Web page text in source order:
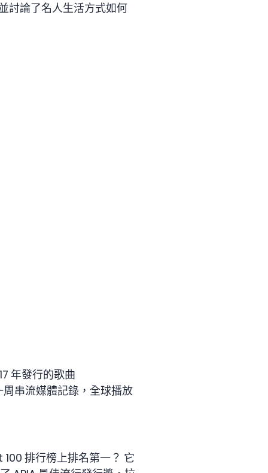
討論了名人生活方式如何
年發行的歌曲
串流媒體記錄，全球播放
排行榜上排名第一？ 它